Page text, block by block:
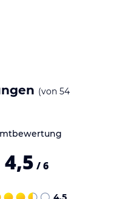
nur 800 m vom
um Ihnen die
Sie die frische Luft
Zimmer ist mit einem TV,
Temperaturen
(von 54
4,5 / 6